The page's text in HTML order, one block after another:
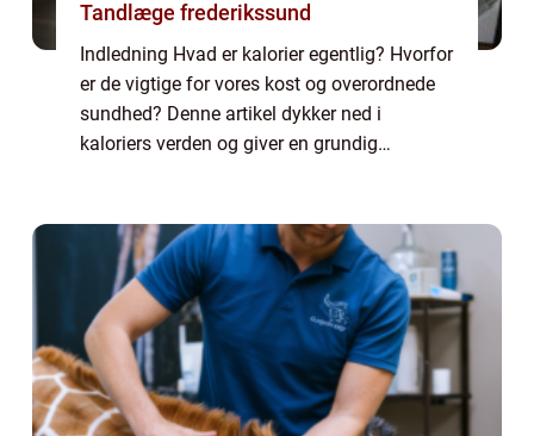
Tandlæge frederikssund
Indledning Hvad er kalorier egentlig? Hvorfor
er de vigtige for vores kost og overordnede
sundhed? Denne artikel dykker ned i
kaloriers verden og giver en grundig
Kalori...